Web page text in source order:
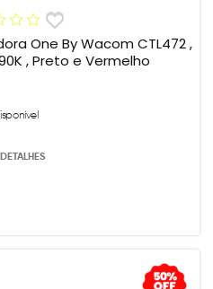
One By Wacom CTL472 ,
, Preto e Vermelho